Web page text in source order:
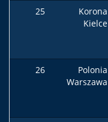
25
Korona
Kielce
26
Polonia
Warszawa